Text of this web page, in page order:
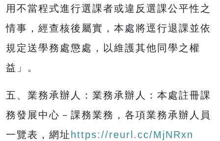
用不當程式進行選課者或違反選課公平性之
情事，經查核後屬實，本處將逕行退課並依
規定送學務處懲處，以維護其他同學之權
益」。
五、業務承辦人：業務承辦人：本處註冊課
務發展中心－課務業務，各項業務承辦人員
一覽表，網址 https://reurl.cc/MjNRxn